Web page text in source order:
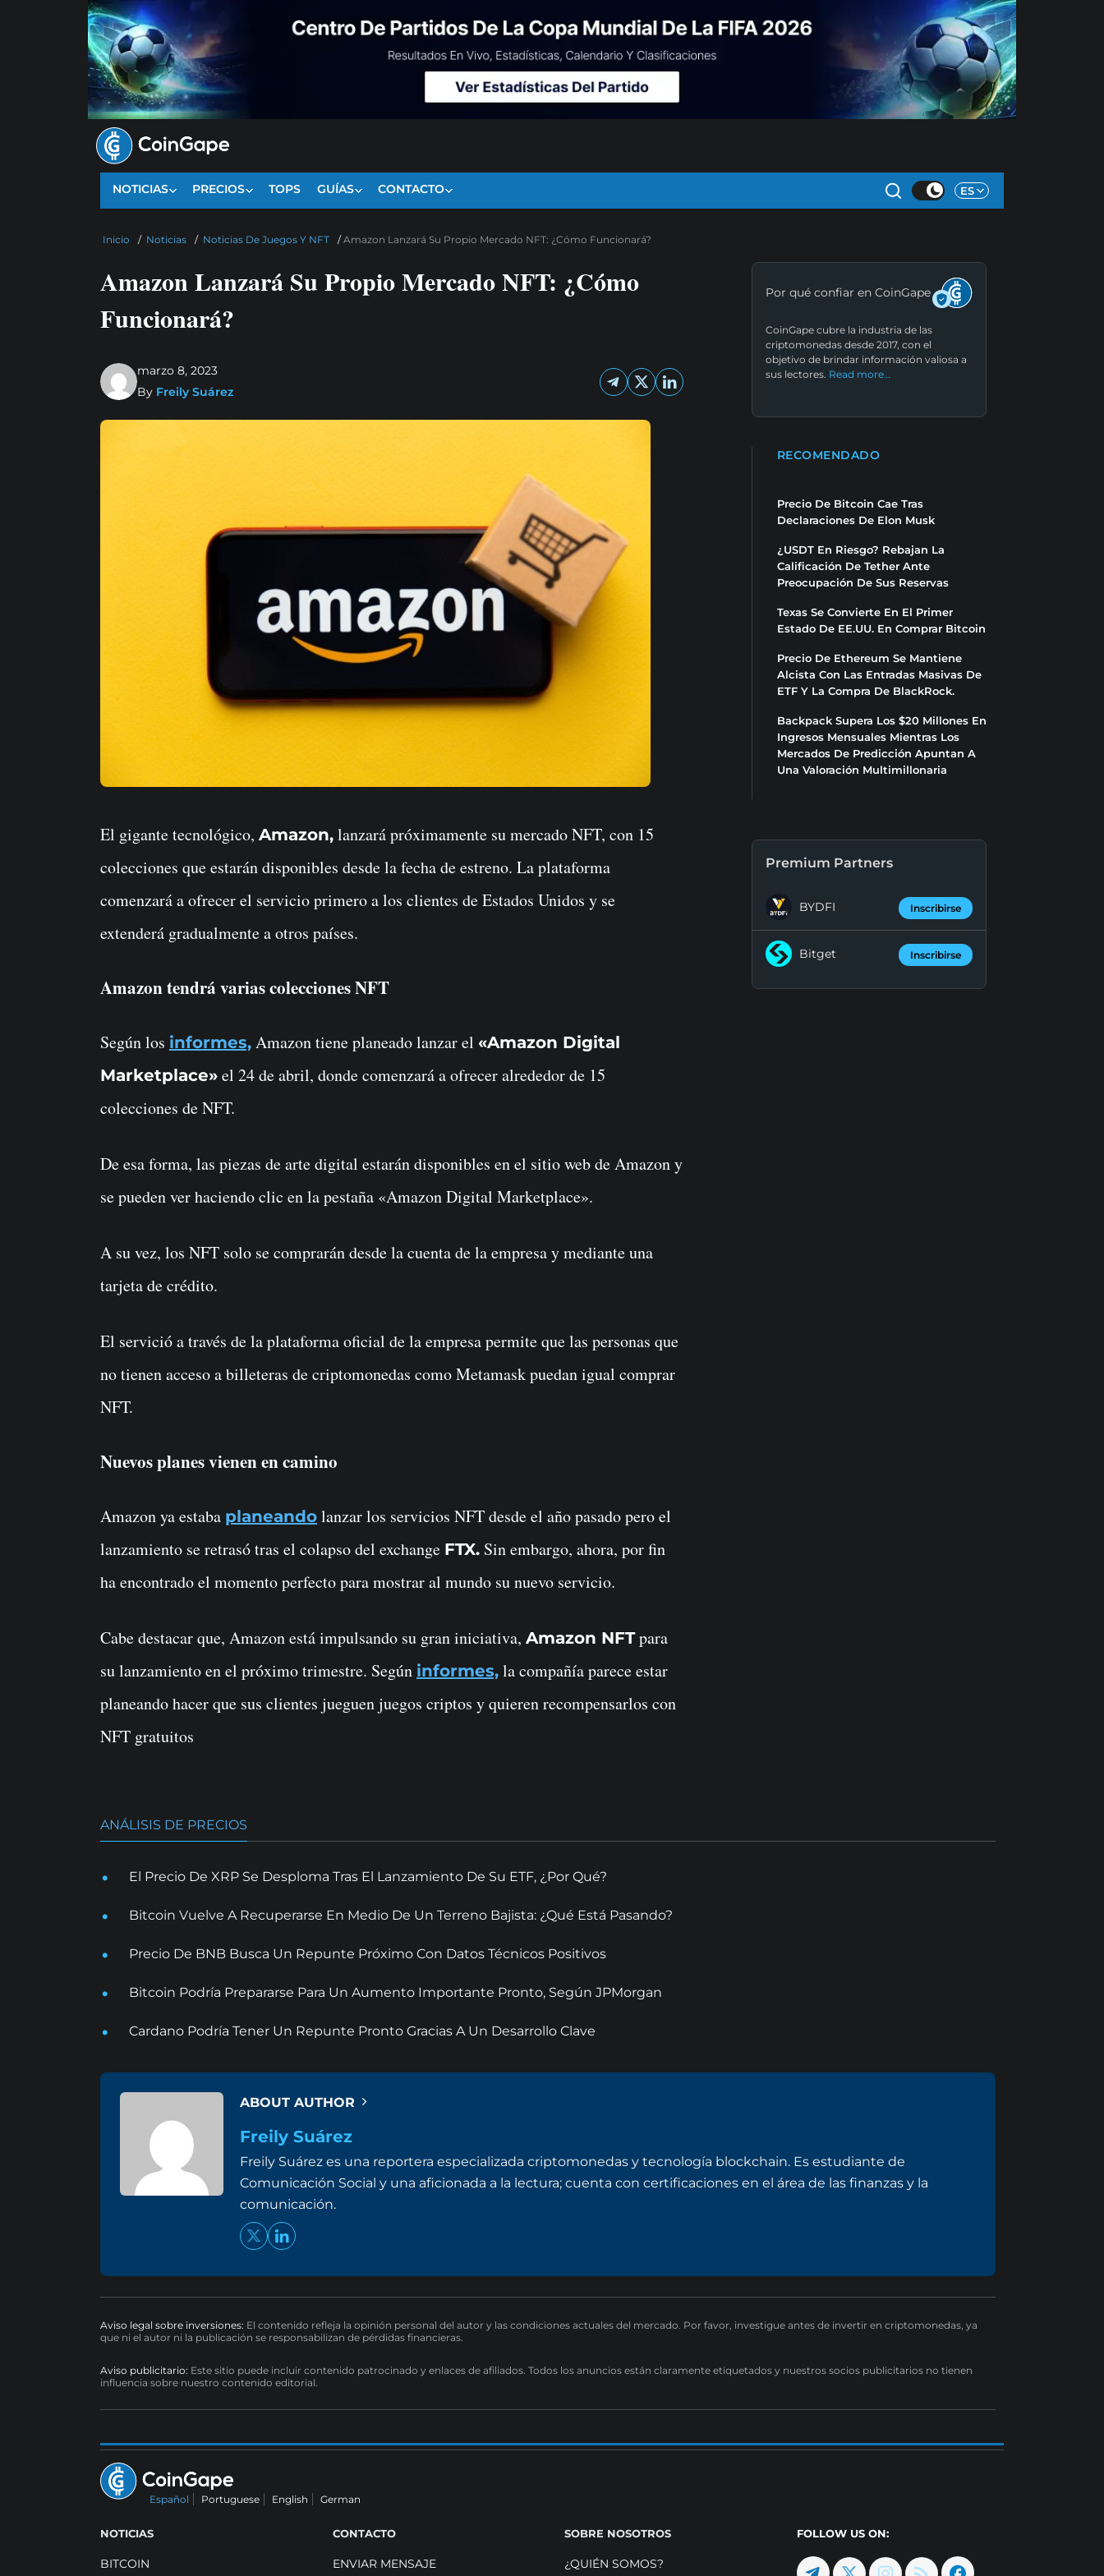
NOTICIAS PRECIOS TOPS GUÍAS CONTACTO ES
Inicio / Noticias / Noticias De Juegos Y NFT /Amazon Lanzará Su Propio Mercado NFT: ¿Cómo Funcionará?
Amazon Lanzará Su Propio Mercado NFT: ¿Cómo
Funcionará?
marzo 8, 2023
By Freily Suárez
El gigante tecnológico, Amazon, lanzará próximamente su mercado NFT, con 15
colecciones que estarán disponibles desde la fecha de estreno. La plataforma
comenzará a ofrecer el servicio primero a los clientes de Estados Unidos y se
extenderá gradualmente a otros países.
Amazon tendrá varias colecciones NFT
Según los informes, Amazon tiene planeado lanzar el «Amazon Digital
Marketplace» el 24 de abril, donde comenzará a ofrecer alrededor de 15
colecciones de NFT.
De esa forma, las piezas de arte digital estarán disponibles en el sitio web de Amazon y
se pueden ver haciendo clic en la pestaña «Amazon Digital Marketplace».
A su vez, los NFT solo se comprarán desde la cuenta de la empresa y mediante una
tarjeta de crédito.
El servició a través de la plataforma oficial de la empresa permite que las personas que
no tienen acceso a billeteras de criptomonedas como Metamask puedan igual comprar
NFT.
Nuevos planes vienen en camino
Amazon ya estaba planeando lanzar los servicios NFT desde el año pasado pero el
lanzamiento se retrasó tras el colapso del exchange FTX. Sin embargo, ahora, por fin
ha encontrado el momento perfecto para mostrar al mundo su nuevo servicio.
Cabe destacar que, Amazon está impulsando su gran iniciativa, Amazon NFTpara
su lanzamiento en el próximo trimestre. Según informes, la compañía parece estar
planeando hacer que sus clientes jueguen juegos criptos y quieren recompensarlos con
NFT gratuitos
Por qué confiar en CoinGape
CoinGape cubre la industria de las
criptomonedas desde 2017, con el
objetivo de brindar información valiosa a
sus lectores. Read more…
RECOMENDADO
Precio De Bitcoin Cae Tras
Declaraciones De Elon Musk
¿USDT En Riesgo? Rebajan La
Calificación De Tether Ante
Preocupación De Sus Reservas
Texas Se Convierte En El Primer
Estado De EE.UU. En Comprar Bitcoin
Precio De Ethereum Se Mantiene
Alcista Con Las Entradas Masivas De
ETF Y La Compra De BlackRock.
Backpack Supera Los $20 Millones En
Ingresos Mensuales Mientras Los
Mercados De Predicción Apuntan A
Una Valoración Multimillonaria
Premium Partners
BYDFI Inscribirse
Bitget Inscribirse
ANÁLISIS DE PRECIOS
El Precio De XRP Se Desploma Tras El Lanzamiento De Su ETF, ¿Por Qué?
Bitcoin Vuelve A Recuperarse En Medio De Un Terreno Bajista: ¿Qué Está Pasando?
Precio De BNB Busca Un Repunte Próximo Con Datos Técnicos Positivos
Bitcoin Podría Prepararse Para Un Aumento Importante Pronto, Según JPMorgan
Cardano Podría Tener Un Repunte Pronto Gracias A Un Desarrollo Clave
ABOUT AUTHOR
Freily Suárez
Freily Suárez es una reportera especializada criptomonedas y tecnología blockchain. Es estudiante de
Comunicación Social y una aficionada a la lectura; cuenta con certificaciones en el área de las finanzas y la
comunicación.
Aviso legal sobre inversiones: El contenido refleja la opinión personal del autor y las condiciones actuales del mercado. Por favor, investigue antes de invertir en criptomonedas, ya
que ni el autor ni la publicación se responsabilizan de pérdidas financieras.
Aviso publicitario: Este sitio puede incluir contenido patrocinado y enlaces de afiliados. Todos los anuncios están claramente etiquetados y nuestros socios publicitarios no tienen
influencia sobre nuestro contenido editorial.
Español Portuguese English German
NOTICIAS
BITCOIN
CONTACTO
ENVIAR MENSAJE
SOBRE NOSOTROS
¿QUIÉN SOMOS?
FOLLOW US ON: